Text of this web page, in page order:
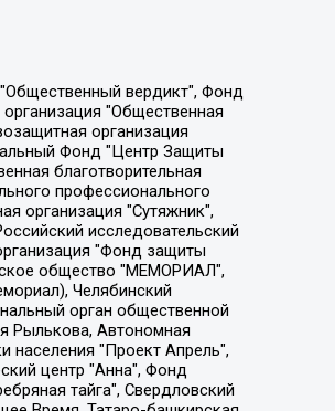
Филимонов Андрей Викторович, Дзугкоева Регина Николаевна, Доброхотов Роман Александрович, Дудь Юрий Александрович, Елкин Сергей Владимирович, Кругликов Кирилл Игоревич, Сабунаева Мария Леонидовна, Семенов Алексей Владимирович, Шаинян Карен Багратович, Шульман Екатерина Михайловна, Асафьев Артур Валерьевич, Вахштайн Виктор Семенович, Венедиктов Алексей Алексеевич, Лушникова Екатерина Евгеньевна, Волков Леонид Михайлович, Невзоров Александр Глебович, Пархоменко Сергей Борисович, Сироткин Ярослав Николаевич, Кара-Мурза Владимир Владимирович, Баранова Наталья Владимировна, Гозман Леонид Яковлевич, Кагарлицкий Борис Юльевич, Климарев Михаил Валерьевич, Милов Владимир Станиславович, Автономная некоммерческая организация Краснодарский центр современного искусства "Типография", Моргенштерн Алишер Тагирович, Соболь Любовь Эдуардовна, Общество с ограниченной ответственностью "ЛИЗА НОРМ", Каспаров Гарри Кимович, Ходорковский Михаил Борисович, Общество с ограниченной ответственностью "Апрельские тезисы", Данилович Ирина Брониславовна, Кашин Олег Владимирович, Петров Николай Владимирович, Пивоваров Алексей Владимирович, Соколов Михаил Владимирович, Цветкова Юлия Владимировна, Чичваркин Евгений Александрович, Комитет против пыток/Команда против пыток, Общество с ограниченной ответственностью "Первый научный", Общество с ограниченной ответственностью "Вертолет и ко", Белоцерковская Вероника Борисовна, Кац Максим Евгеньевич, Лазарева Татьяна Юрьевна, Шаведдинов Руслан Табризович, Яшин Илья Валерьевич, Общество с ограниченной ответственностью "Иноагент ААВ", Алешковский Дмитрий Петрович, Альбац Евгения Марковна, Быков Дмитрий Львович, Галямина Юлия Евгеньевна, Лойко Сергей Леонидович, Мартынов Кирилл Константинович, Медведев Сергей Александрович, Крашенинников Федор Геннадиевич, Гордеева Катерина Вл